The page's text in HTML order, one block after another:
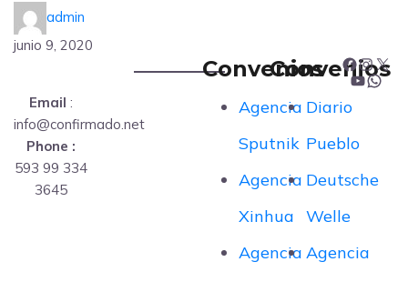
admin
junio 9, 2020
Email :
info@confirmado.net
Phone :
593 99 334
3645
Convenios
Agencia
Sputnik
Agencia
Xinhua
Agencia
Convenios
Diario
Pueblo
Deutsche
Welle
Agencia
F
a
c
e
b
o
I
s
t
g
X
o
u